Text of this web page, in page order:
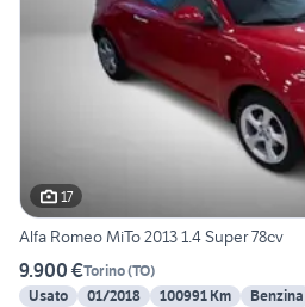
17
Alfa Romeo MiTo 2013 1.4 Super 78cv
9.900 €Torino(TO)
Usato
01/2018 100991 Km Benzina